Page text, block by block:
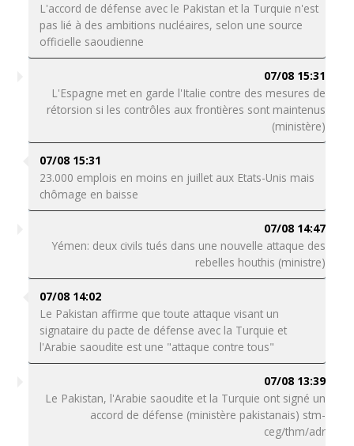
L'accord de défense avec le Pakistan et la Turquie n'est
pas lié à des ambitions nucléaires, selon une source
officielle saoudienne
07/08 15:31
L'Espagne met en garde l'Italie contre des mesures de
rétorsion si les contrôles aux frontières sont maintenus
(ministère)
07/08 15:31
23.000 emplois en moins en juillet aux Etats-Unis mais
chômage en baisse
07/08 14:47
Yémen: deux civils tués dans une nouvelle attaque des
rebelles houthis (ministre)
07/08 14:02
Le Pakistan affirme que toute attaque visant un
signataire du pacte de défense avec la Turquie et
l'Arabie saoudite est une "attaque contre tous"
07/08 13:39
Le Pakistan, l'Arabie saoudite et la Turquie ont signé un
accord de défense (ministère pakistanais) stm-
ceg/thm/adr